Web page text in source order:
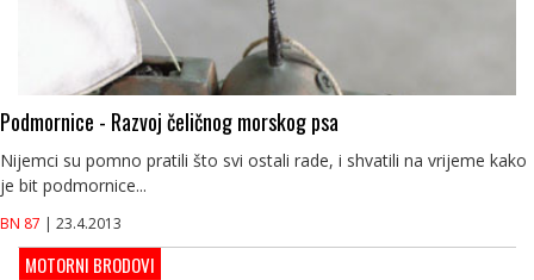
Podmornice - Razvoj čeličnog morskog psa
Nijemci su pomno pratili što svi ostali rade, i shvatili na vrijeme kako
je bit podmornice...
BN 87 | 23.4.2013
MOTORNI BRODOVI